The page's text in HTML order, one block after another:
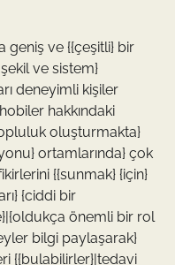
geniş ve {{çeşitli} bir
ve sistem}
deneyimli kişiler
hakkındaki
oluşturmakta}
ortamlarında} çok
{{sunmak} {için}
{ciddi bir
önemli bir rol
bilgi paylaşarak}
{{bulabilirler}|tedavi